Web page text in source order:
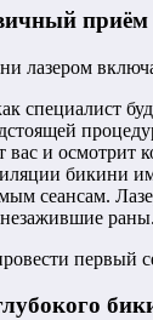
приём
лазером
специалист
и осмотрит
бикини
сеансам.
первый